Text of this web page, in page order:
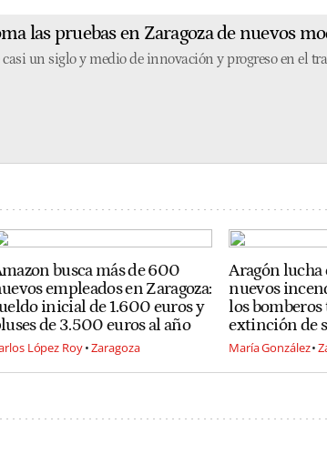
las pruebas en Zaragoza de nuevos
un siglo y medio de innovación y progreso en el
busca más de 600
empleados en Zaragoza:
inicial de 1.600 euros y
de 3.500 euros al año
López Roy Zaragoza
Aragón lucha
nuevos
los
extinción de
María González